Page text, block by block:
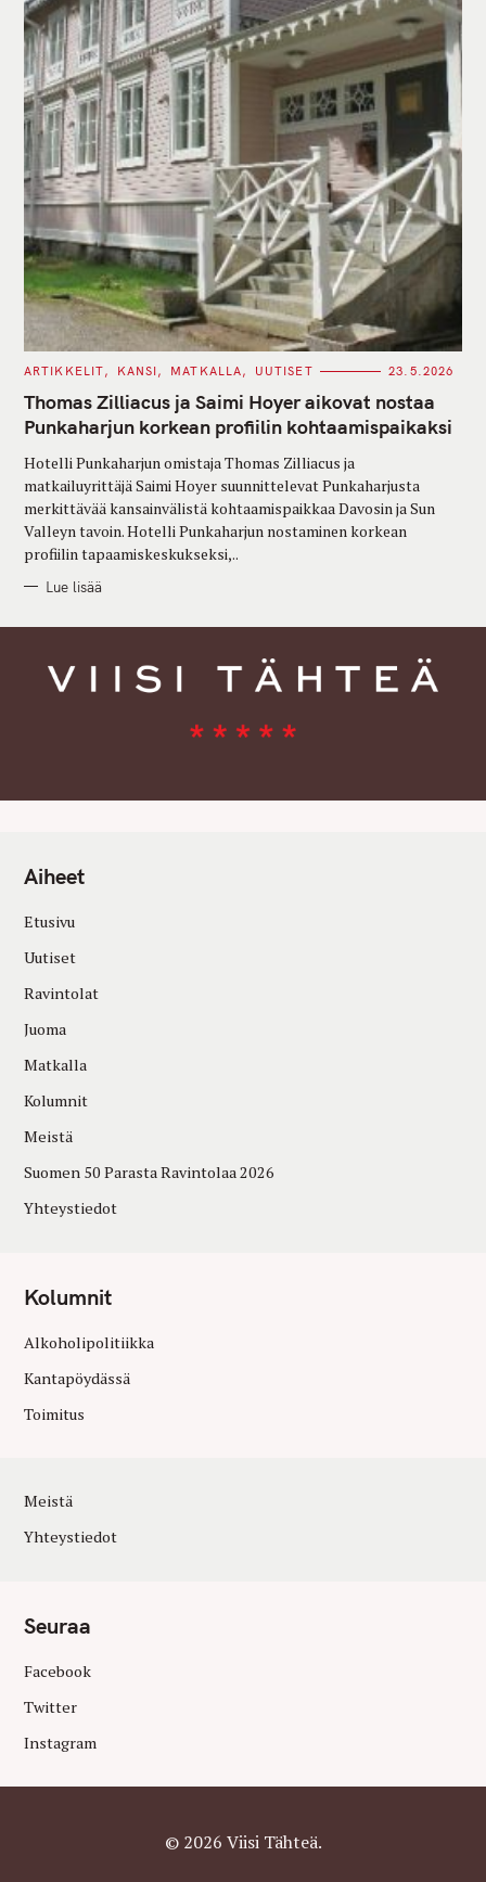
C
T
E
G
O
I
S
ARTIKKELIT KANSI MATKALLA UUTISET 23.5.2026
Thomas Zilliacus ja Saimi Hoyer aikovat nostaa
Punkaharjun korkean profiilin kohtaamispaikaksi
Hotelli Punkaharjun omistaja Thomas Zilliacus ja
matkailuyrittäjä Saimi Hoyer suunnittelevat Punkaharjusta
merkittävää kansainvälistä kohtaamispaikkaa Davosin ja Sun
Valleyn tavoin. Hotelli Punkaharjun nostaminen korkean
profiilin tapaamiskeskukseksi,..
Lue lisää
Aiheet
Etusivu
Uutiset
Ravintolat
Juoma
Matkalla
Kolumnit
Meistä
Suomen 50 Parasta Ravintolaa 2026
Yhteystiedot
Kolumnit
Alkoholipolitiikka
Kantapöydässä
Toimitus
Meistä
Yhteystiedot
Seuraa
Facebook
Twitter
Instagram
© 2026 Viisi Tähteä.